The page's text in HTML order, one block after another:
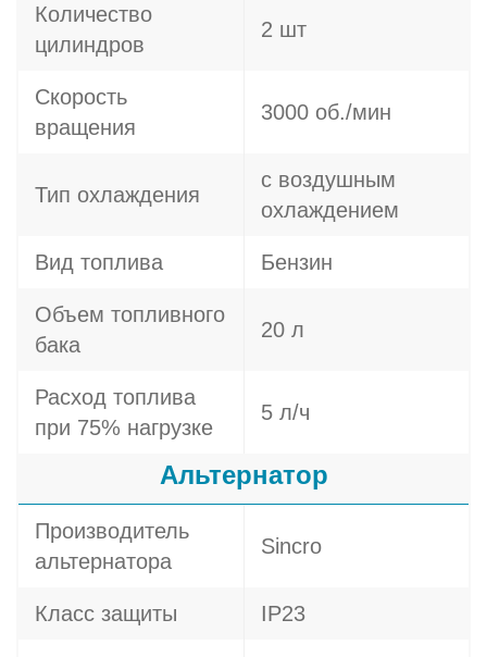
Количество
цилиндров
2 шт
Скорость
вращения
3000 об./мин
Тип охлаждения
с воздушным
охлаждением
Вид топлива Бензин
Объем топливного
бака
20 л
Расход топлива
при 75% нагрузке
5 л/ч
Альтернатор
Производитель
альтернатора
Sincro
Класс защиты IP23